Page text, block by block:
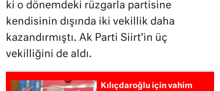
ki o dönemdeki rüzgarla partisine
kendisinin dışında iki vekillik daha
kazandırmıştı. Ak Parti Siirt’in üç
vekilliğini de aldı.
Kılıçdaroğlu için vahim